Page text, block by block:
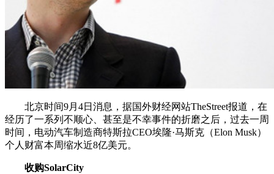
北京时间9月4日消息，据国外财经网站TheStreet报道，在
经历了一系列不顺心、甚至是不幸事件的折磨之后，过去一周
时间，电动汽车制造商特斯拉CEO埃隆·马斯克（Elon Musk）
个人财富本周缩水近8亿美元。
收购SolarCity